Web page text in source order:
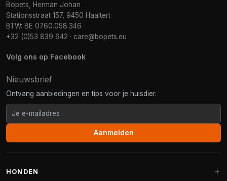
Bopets, Herman Johan
Stationsstraat 157, 9450 Haaltert
BTW: BE 0760.058.346
+32 (0)53 839 642 · care@bopets.eu
Volg ons op Facebook
Nieuwsbrief
Ontvang aanbiedingen en tips voor je huisdier.
Aanmelden
HONDEN